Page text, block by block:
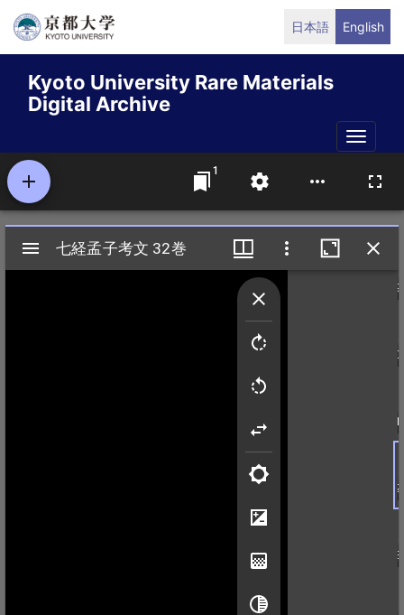
Skip
content
日本語 English
Kyoto University Rare Materials
Digital Archive
Toggle